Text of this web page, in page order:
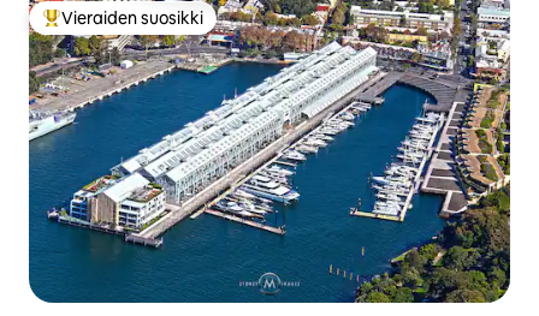
Vieraiden suosikkien parhaimmistoa
Vieraiden suosikki